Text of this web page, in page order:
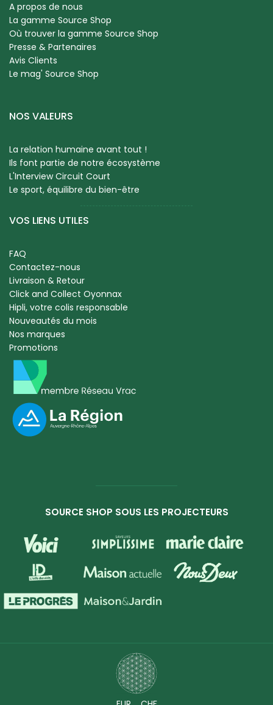
A propos de nous
La gamme Source Shop
Où trouver la gamme Source Shop
Presse & Partenaires
Avis Clients
Le mag' Source Shop
NOS VALEURS
La relation humaine avant tout !
Ils font partie de notre écosystème
L'Interview Circuit Court
Le sport, équilibre du bien-être
VOS LIENS UTILES
FAQ
Contactez-nous
Livraison & Retour
Click and Collect Oyonnax
Hipli, votre colis responsable
Nouveautés du mois
Nos marques
Promotions
SOURCE SHOP SOUS LES PROJECTEURS